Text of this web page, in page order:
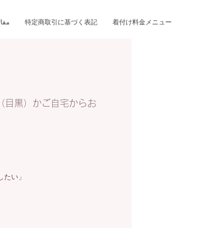
特定商取引に基づく表記 着付け料金メニュー
目黒）かご自宅からお